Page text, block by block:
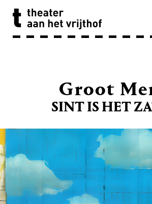
SINT IS HET
Groot